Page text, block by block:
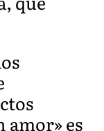
amor» es